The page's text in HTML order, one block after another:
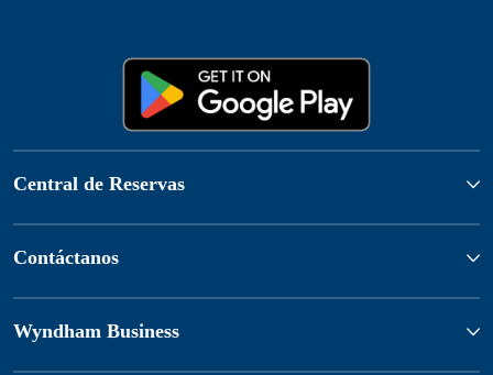
Central de Reservas
Contáctanos
Wyndham Business